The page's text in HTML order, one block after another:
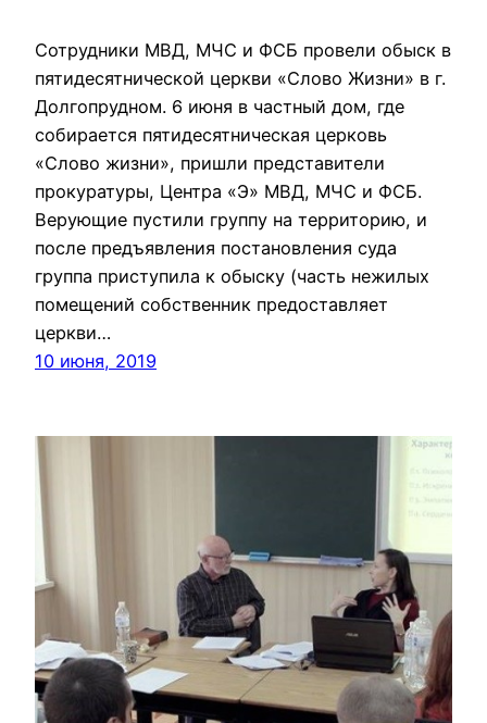
Сотрудники МВД, МЧС и ФСБ провели обыск в
пятидесятнической церкви «Слово Жизни» в г.
Долгопрудном. 6 июня в частный дом, где
собирается пятидесятническая церковь
«Слово жизни», пришли представители
прокуратуры, Центра «Э» МВД, МЧС и ФСБ.
Верующие пустили группу на территорию, и
после предъявления постановления суда
группа приступила к обыску (часть нежилых
помещений собственник предоставляет
церкви…
10 июня, 2019